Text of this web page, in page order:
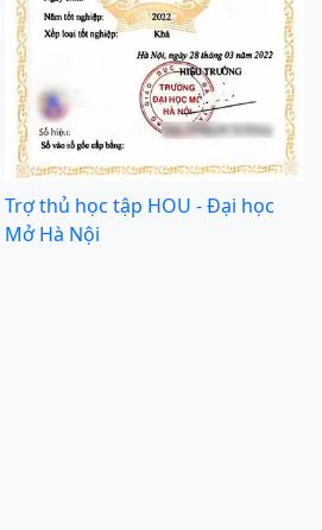
Trợ thủ học tập HOU - Đại học
Mở Hà Nội